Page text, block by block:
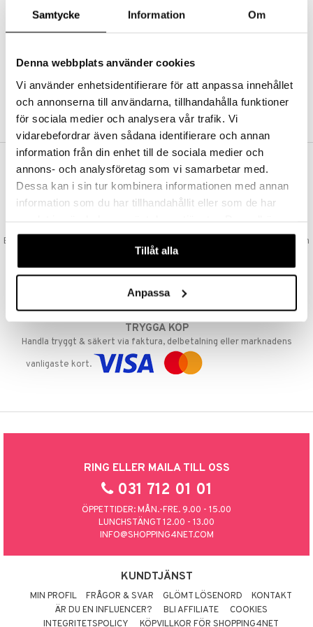
Samtycke Information Om
Denna webbplats använder cookies
Vi använder enhetsidentifierare för att anpassa innehållet
och annonserna till användarna, tillhandahålla funktioner
för sociala medier och analysera vår trafik. Vi
vidarebefordrar även sådana identifierare och annan
information från din enhet till de sociala medier och
annons- och analysföretag som vi samarbetar med.
Dessa kan i sin tur kombinera informationen med annan
information som du har tillhandahållit eller som de har
våra cookies vid fortsatt användande av vår webbplats.
Tillåt alla
Anpassa
Abonnemang
Bevaka produkter
Recensera produkter
SKAPA KUND
VAD KOSTAR FRAKTEN?
Vi erbjuder fri frakt från 350 kr. Vår gräns för fraktfri leverans bestäms
utifån vilken avdelning du handlar från. Läs mer här »
Beställningar lagda före 14:00 (gäller varor i lager) skickas normalt ut från
oss samma dag.
GODKÄND AV LÄKEMEDELSVERKET
EU-logotypen är symbolen som visar att vi är godkända av
TRYGGA KÖP
Handla tryggt & säkert via faktura, delbetalning eller marknadens
vanligaste kort.
RING ELLER MAILA TILL OSS
031 712 01 01
ÖPPETTIDER: MÅN.-FRE. 9.00 - 15.00
LUNCHSTÄNGT 12.00 - 13.00
INFO@SHOPPING4NET.COM
KUNDTJÄNST
MIN PROFIL FRÅGOR & SVAR GLÖMT LÖSENORD
KONTAKT
ÄR DU EN INFLUENCER?
BLI AFFILIATE
COOKIES
INTEGRITETSPOLICY
KÖPVILLKOR FÖR SHOPPING4NET